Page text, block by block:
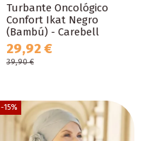
Turbante Oncológico
Confort Ikat Negro
(Bambú) - Carebell
29,92 €
39,90 €
-15%